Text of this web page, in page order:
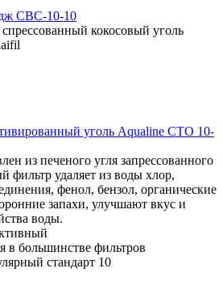
CBC-10-10
кокосовый уголь
уголь Aqualine CTO 10-
из печеного угля запрессованного
фильтр удаляет из воды хлор,
фенол, бензол, органические
запахи, улучшают вкус и
воды.
в большинстве фильтров
стандарт 10